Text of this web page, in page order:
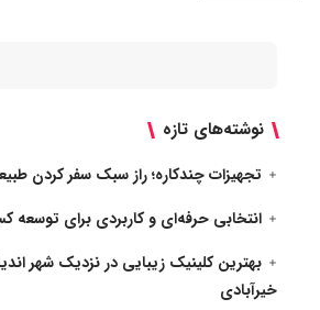
نوشته‌های تازه
تجهیزات چندکاره؛ راز سبک سفر کردن
انتخابی حرفه‌ای و کاربردی برای
بهترین کلینیک زیبایی در نزدیک شهر
خیرآبادی